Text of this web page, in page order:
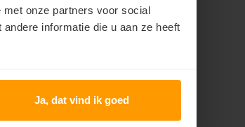
onze partners voor social
informatie die u aan ze heeft
Ja, dat vind ik goed